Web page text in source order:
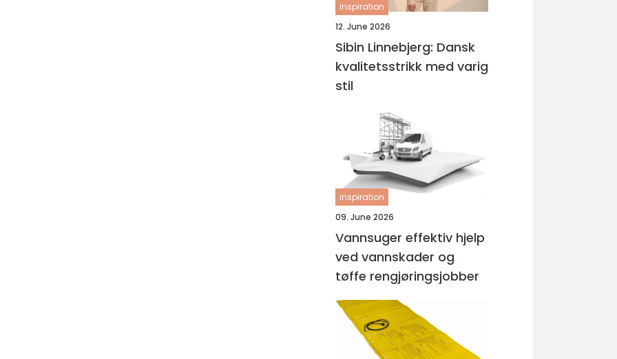
inspiration
12. June 2026
Sibin Linnebjerg: Dansk
kvalitetsstrikk med varig
stil
inspiration
09. June 2026
Vannsuger effektiv hjelp
ved vannskader og
tøffe rengjøringsjobber